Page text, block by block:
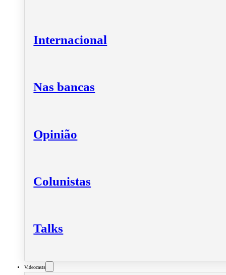
Internacional
Nas bancas
Opinião
Colunistas
Talks
Videocasts